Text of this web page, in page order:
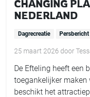
CHANGING
NEDERLAND
Dagrecreatie Persbericht
25 maart 2026 door
De Efteling heeft een
toegankelijker maken
beschikt het